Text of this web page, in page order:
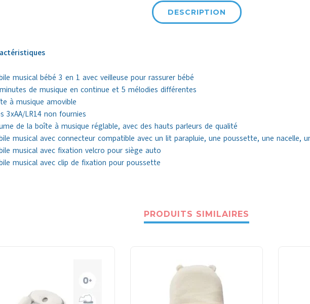
DESCRIPTION
musical bébé 3 en 1 avec veilleuse pour rassurer bébé
de musique en continue et 5 mélodies différentes
à musique amovible
3xAA/LR14 non fournies
de la boîte à musique réglable, avec des hauts parleurs de qualité
musical avec connecteur compatible avec un lit parapluie, une poussette, une nacelle,
musical avec fixation velcro pour siège auto
musical avec clip de fixation pour poussette
PRODUITS SIMILAIRES